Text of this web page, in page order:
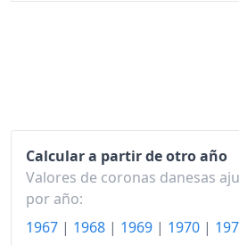
Calcular a partir de otro año
Valores de coronas danesas
por año:
1967 | 1968 | 1969 | 1970 |